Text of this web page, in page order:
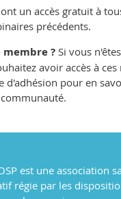
un accès gratuit à
précédents.
membre ? Si vous
avoir accès à ces
d'adhésion pour en
est une association
régie par les